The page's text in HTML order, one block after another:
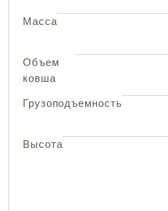
Масса
Объем
ковша
Грузоподъемность
Высота